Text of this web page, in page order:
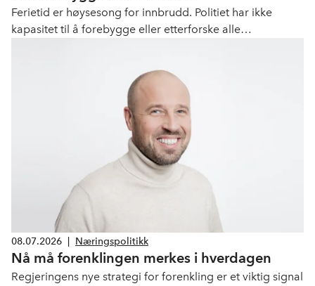
Ferietid er høysesong for innbrudd. Politiet har ikke
kapasitet til å forebygge eller etterforske alle
direktør Sikkerhet og beredskap, NHO Service og
08.07.2026 Næringspolitikk
Nå må forenklingen merkes i hverdagen
Regjeringens nye strategi for forenkling er et viktig signal